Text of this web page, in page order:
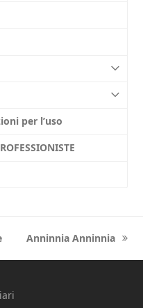
per l’uso
next
post:
Anninnia Anninnia